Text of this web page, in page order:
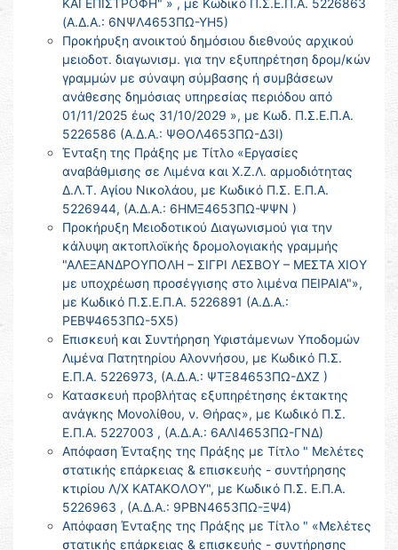
ΚΑΙ ΕΠΙΣΤΡΟΦΗ" » , με Κωδικό Π.Σ.Ε.Π.Α. 5226863
(Α.Δ.Α.: 6ΝΨΛ4653ΠΩ-ΥΗ5)
Προκήρυξη ανοικτού δημόσιου διεθνούς αρχικού
μειοδοτ. διαγωνισμ. για την εξυπηρέτηση δρομ/κών
γραμμών με σύναψη σύμβασης ή συμβάσεων
ανάθεσης δημόσιας υπηρεσίας περιόδου από
01/11/2025 έως 31/10/2029 », με Κωδ. Π.Σ.Ε.Π.Α.
5226586 (Α.Δ.Α.: ΨΘΟΛ4653ΠΩ-Δ3Ι)
Ένταξη της Πράξης με Τίτλο «Εργασίες
αναβάθμισης σε Λιμένα και Χ.Ζ.Λ. αρμοδιότητας
Δ.Λ.Τ. Αγίου Νικολάου, με Κωδικό Π.Σ. Ε.Π.Α.
5226944, (Α.Δ.Α.: 6ΗΜΞ4653ΠΩ-ΨΨΝ )
Προκήρυξη Μειοδοτικού Διαγωνισμού για την
κάλυψη ακτοπλοϊκής δρομολογιακής γραμμής
"ΑΛΕΞΑΝΔΡΟΥΠΟΛΗ – ΣΙΓΡΙ ΛΕΣΒΟΥ – ΜΕΣΤΑ ΧΙΟΥ
με υποχρέωση προσέγγισης στο λιμένα ΠΕΙΡΑΙΑ"»,
με Κωδικό Π.Σ.Ε.Π.Α. 5226891 (Α.Δ.Α.:
ΡΕΒΨ4653ΠΩ-5Χ5)
Επισκευή και Συντήρηση Υφιστάμενων Υποδομών
Λιμένα Πατητηρίου Αλοννήσου, με Κωδικό Π.Σ.
Ε.Π.Α. 5226973, (Α.Δ.Α.: ΨΤΞ84653ΠΩ-ΔΧΖ )
Κατασκευή προβλήτας εξυπηρέτησης έκτακτης
ανάγκης Μονολίθου, ν. Θήρας», με Κωδικό Π.Σ.
Ε.Π.Α. 5227003 , (Α.Δ.Α.: 6ΑΛΙ4653ΠΩ-ΓΝΔ)
Απόφαση Ένταξης της Πράξης με Τίτλο " Μελέτες
στατικής επάρκειας & επισκευής - συντήρησης
κτιρίου Λ/Χ ΚΑΤΑΚΟΛΟΥ", με Κωδικό Π.Σ. Ε.Π.Α.
5226963 , (Α.Δ.Α.: 9ΡΒΝ4653ΠΩ-ΞΨ4)
Απόφαση Ένταξης της Πράξης με Τίτλο " «Μελέτες
στατικής επάρκειας & επισκευής - συντήρησης